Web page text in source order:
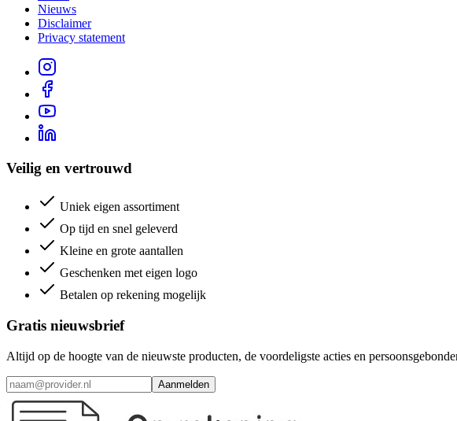
Nieuws
Disclaimer
Privacy statement
Veilig en vertrouwd
Uniek eigen assortiment
Op tijd en snel geleverd
Kleine en grote aantallen
Geschenken met eigen logo
Betalen op rekening mogelijk
Gratis nieuwsbrief
Altijd op de hoogte van de nieuwste producten, de voordeligste acties en
Aanmelden